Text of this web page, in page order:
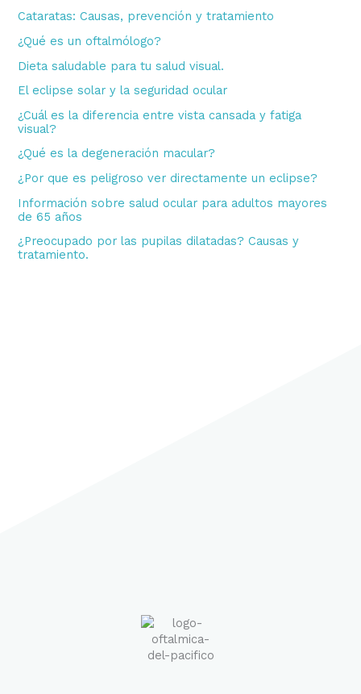
r
:
Cataratas: Causas, prevención y tratamiento
¿Qué es un oftalmólogo?
Dieta saludable para tu salud visual.
El eclipse solar y la seguridad ocular
¿Cuál es la diferencia entre vista cansada y fatiga
visual?
¿Qué es la degeneración macular?
¿Por que es peligroso ver directamente un eclipse?
Información sobre salud ocular para adultos mayores
de 65 años
¿Preocupado por las pupilas dilatadas? Causas y
tratamiento.